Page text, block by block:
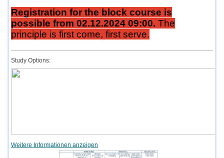
Registration for the block course is
possible from 02.12.2024 09:00.The
principle is first come, first serve.
Study Options:
Weitere Informationen anzeigen